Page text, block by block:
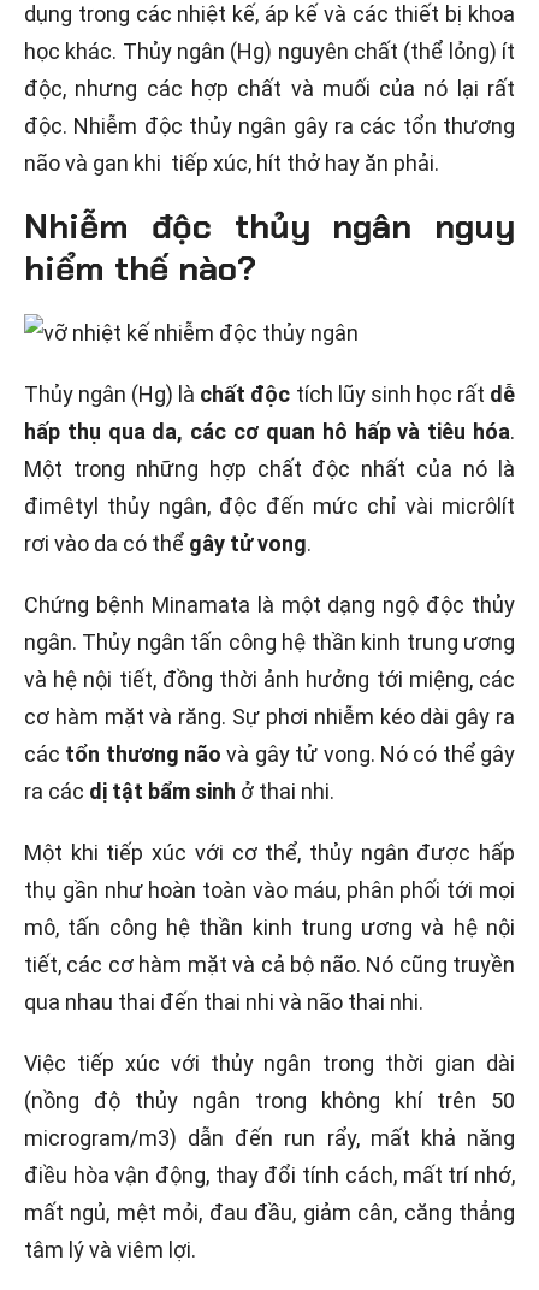
dụng trong các nhiệt kế, áp kế và các thiết bị khoa
học khác. Thủy ngân (Hg) nguyên chất (thể lỏng) ít
độc, nhưng các hợp chất và muối của nó lại rất
độc. Nhiễm độc thủy ngân gây ra các tổn thương
não và gan khi tiếp xúc, hít thở hay ăn phải.
Nhiễm độc thủy ngân nguy
hiểm thế nào?
Thủy ngân (Hg) là chất độc tích lũy sinh học rất dễ
hấp thụ qua da, các cơ quan hô hấp và tiêu hóa.
Một trong những hợp chất độc nhất của nó là
đimêtyl thủy ngân, độc đến mức chỉ vài micrôlít
rơi vào da có thể gây tử vong.
Chứng bệnh Minamata là một dạng ngộ độc thủy
ngân. Thủy ngân tấn công hệ thần kinh trung ương
và hệ nội tiết, đồng thời ảnh hưởng tới miệng, các
cơ hàm mặt và răng. Sự phơi nhiễm kéo dài gây ra
các tổn thương não và gây tử vong. Nó có thể gây
ra các dị tật bẩm sinh ở thai nhi.
Một khi tiếp xúc với cơ thể, thủy ngân được hấp
thụ gần như hoàn toàn vào máu, phân phối tới mọi
mô, tấn công hệ thần kinh trung ương và hệ nội
tiết, các cơ hàm mặt và cả bộ não. Nó cũng truyền
qua nhau thai đến thai nhi và não thai nhi.
Việc tiếp xúc với thủy ngân trong thời gian dài
(nồng độ thủy ngân trong không khí trên 50
microgram/m3) dẫn đến run rẩy, mất khả năng
điều hòa vận động, thay đổi tính cách, mất trí nhớ,
mất ngủ, mệt mỏi, đau đầu, giảm cân, căng thẳng
tâm lý và viêm lợi.